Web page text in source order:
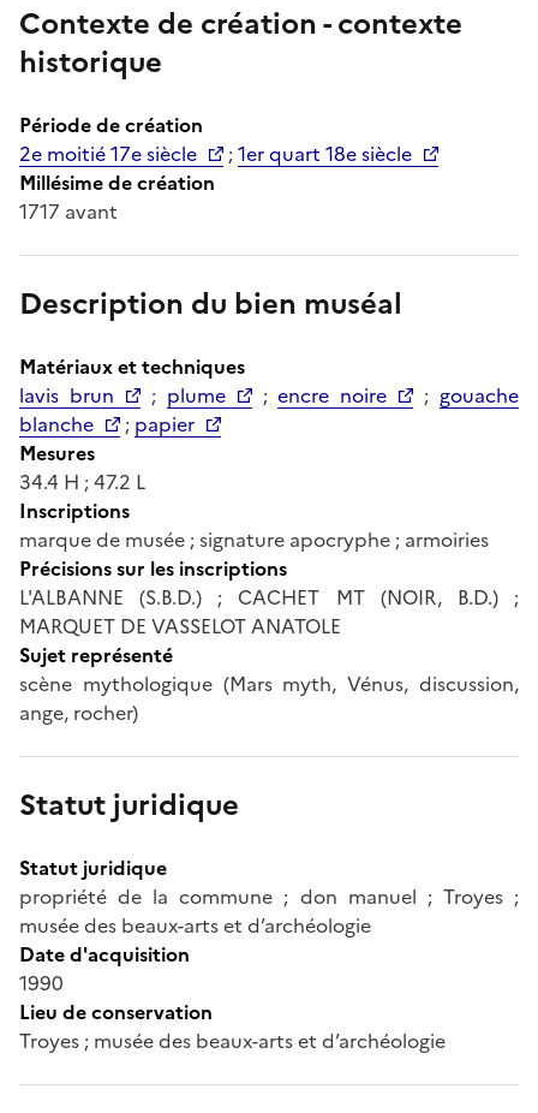
Contexte de création - contexte
historique
Période de création
2e moitié 17e siècle
;1er quart 18e siècle
Millésime de création
1717 avant
Description du bien muséal
Matériaux et techniques
lavis brun
; plume ;encre noire ; gouache
blanche
; papier
Mesures
34.4 H ; 47.2 L
Inscriptions
marque de musée ; signature apocryphe ; armoiries
Précisions sur les inscriptions
L'ALBANNE (S.B.D.) ; CACHET MT (NOIR, B.D.) ;
MARQUET DE VASSELOT ANATOLE
Sujet représenté
scène mythologique (Mars myth, Vénus, discussion,
ange, rocher)
Statut juridique
Statut juridique
propriété de la commune ; don manuel ; Troyes ;
musée des beaux-arts et d’archéologie
Date d'acquisition
1990
Lieu de conservation
Troyes ; musée des beaux-arts et d’archéologie